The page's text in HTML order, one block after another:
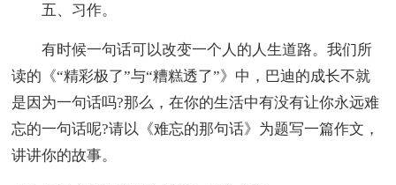
五、习作。
有时候一句话可以改变一个人的人生道路。我们所
读的《“精彩极了”与“糟糕透了”》中，巴迪的成长不就
是因为一句话吗?那么，在你的生活中有没有让你永远难
忘的一句话呢?请以《难忘的那句话》为题写一篇作文，
讲讲你的故事。